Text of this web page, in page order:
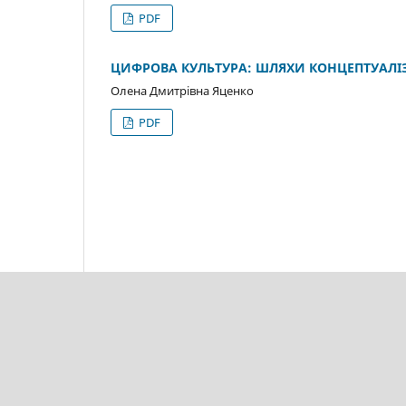
PDF
ЦИФРОВА КУЛЬТУРА: ШЛЯХИ
Олена Дмитрівна Яценко
PDF